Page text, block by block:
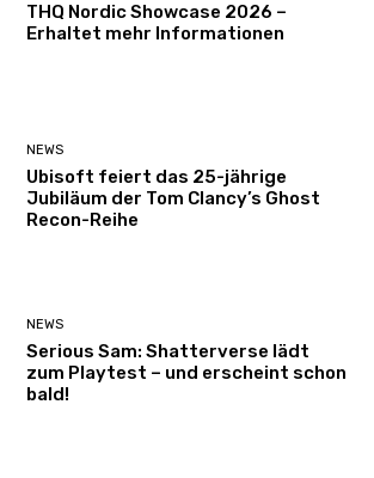
THQ Nordic Showcase 2026 –
Erhaltet mehr Informationen
NEWS
Ubisoft feiert das 25-jährige
Jubiläum der Tom Clancy’s Ghost
Recon-Reihe
NEWS
Serious Sam: Shatterverse lädt
zum Playtest – und erscheint schon
bald!